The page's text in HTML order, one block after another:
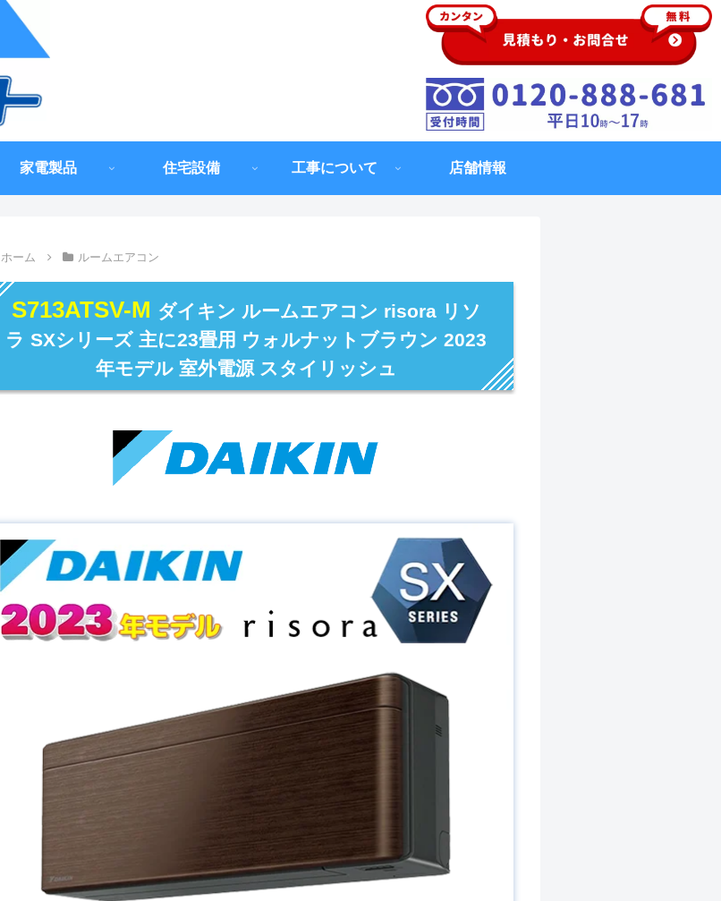
家電製品 住宅設備 工事について 店舗情報
ホーム ルームエアコン
S713ATSV-M ダイキン ルームエアコン risora リソ
ラ SXシリーズ 主に23畳用 ウォルナットブラウン 2023
年モデル 室外電源 スタイリッシュ